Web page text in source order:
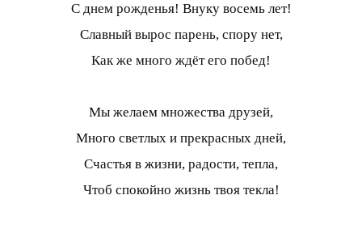
С днем рожденья! Внуку восемь лет!
Славный вырос парень, спору нет,
Как же много ждёт его побед!
Мы желаем множества друзей,
Много светлых и прекрасных дней,
Счастья в жизни, радости, тепла,
Чтоб спокойно жизнь твоя текла!